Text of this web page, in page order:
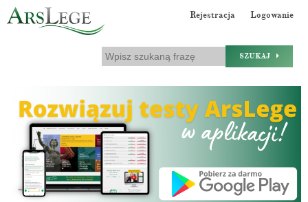
Rejestracja Logowanie
SZUKAJ